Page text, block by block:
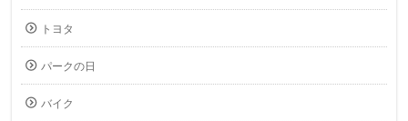
トヨタ
パークの日
バイク